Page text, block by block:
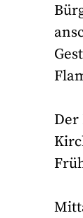
Der